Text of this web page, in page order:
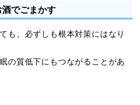
でごまかす
も、必ずしも根本対策にはなり
の質低下にもつながることがあ